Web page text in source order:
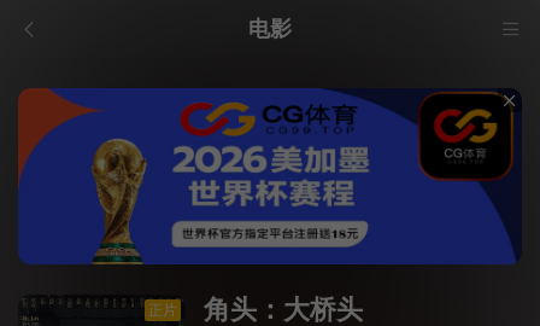
电影
正片 角头：大桥头